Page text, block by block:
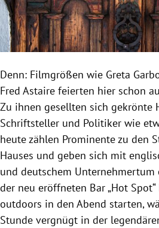
Denn: Filmgrößen wie Greta
Fred Astaire feierten hier schon
Zu ihnen gesellten sich gekrönte
Schriftsteller und Politiker wie
heute zählen Prominente zu den
Hauses und geben sich mit
und deutschem
der neu eröffneten Bar „Hot
outdoors in den Abend starten,
Stunde vergnügt in der